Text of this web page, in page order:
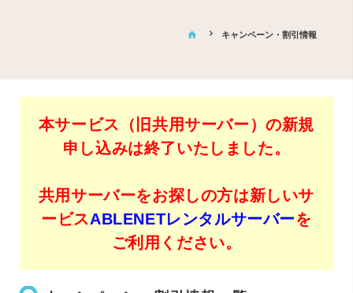
home キャンペーン・割引情報
本サービス（旧共用サーバー）の新規
申し込みは終了いたしました。
共用サーバーをお探しの方は新しいサ
ービスABLENETレンタルサーバーを
ご利用ください。